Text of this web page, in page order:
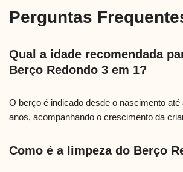
Perguntas
Qual a idade recomendada
Berço Redondo 3 em 1?
O berço é indicado desde o nascimento
anos, acompanhando o crescimento da
Como é a limpeza do Berço